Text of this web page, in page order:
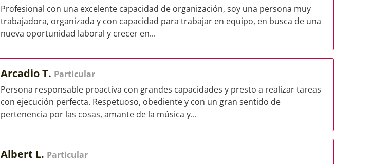
Profesional con una excelente capacidad de organización, soy una persona muy
trabajadora, organizada y con capacidad para trabajar en equipo, en busca de una
nueva oportunidad laboral y crecer en...
Arcadio T. Particular
Persona responsable proactiva con grandes capacidades y presto a realizar tareas
con ejecución perfecta. Respetuoso, obediente y con un gran sentido de
pertenencia por las cosas, amante de la música y...
Albert L. Particular